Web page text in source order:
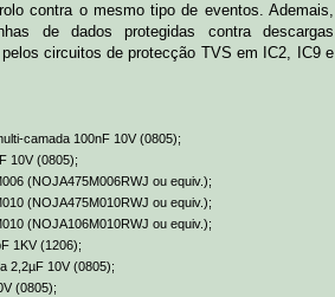
contra o mesmo tipo de eventos. Ademais,
de dados protegidas contra descargas
circuitos de protecção TVS em IC2, IC9 e
camada 100nF 10V (0805);
10V (0805);
(NOJA475M006RWJ ou equiv.);
(NOJA475M010RWJ ou equiv.);
(NOJA106M010RWJ ou equiv.);
1KV (1206);
2,2µF 10V (0805);
(0805);